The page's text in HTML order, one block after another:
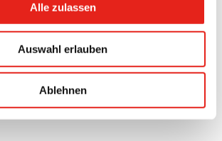
Alle zulassen
Auswahl erlauben
Ablehnen